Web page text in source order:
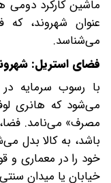
ماشین کارکرد دومی
عنوان شهروند،
می‌شناسد.
فضای استریل:
با رسوب سرمایه
می‌شود که هانری
مصرف» می‌نامد.
باشد، به کالا بدل
خود را در معماری و
خیابان یا میدان